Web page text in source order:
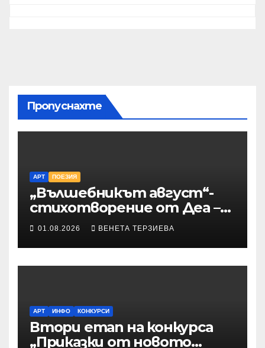
Пропуснахте
АРТ ПОЕЗИЯ
„Вълшебникът август“-
стихотворение от Деа –
Десислава Иванова
01.08.2026 ВЕНЕТА ТЕРЗИЕВА
АРТ ИНФО КОНКУРСИ
Втори етап на конкурса
„Приказки от новото